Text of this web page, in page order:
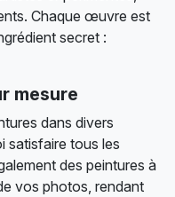
Chaque œuvre est
secret :
mesure
dans divers
satisfaire tous les
des peintures à
vos photos, rendant